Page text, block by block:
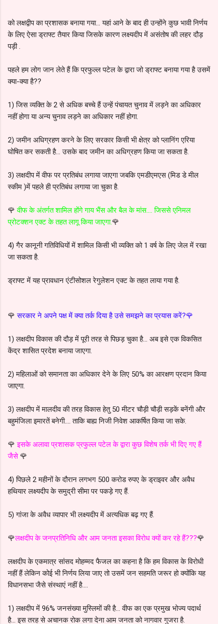
को लक्षद्वीप का प्रशासक बनाया गया... यहां आने के बाद ही उन्होंने कुछ भावी निर्णय
के लिए ऐसा ड्राफ्ट तैयार किया जिसके कारण लक्ष्यदीप में असंतोष की लहर दौड़
पड़ी .
पहले हम लोग जान लेते हैं कि प्रफुल्ल पटेल के द्वारा जो ड्राफ्ट बनाया गया है उसमें
क्या-क्या है??
1) जिस व्यक्ति के 2 से अधिक बच्चे हैं उन्हें पंचायत चुनाव में लड़ने का अधिकार
नहीं होगा या अन्य चुनाव लड़ने का अधिकार नहीं होगा.
2) जमीन अधिग्रहण करने के लिए सरकार किसी भी क्षेत्र को प्लानिंग एरिया
घोषित कर सकती है... उसके बाद जमीन का अधिग्रहण किया जा सकता है.
3) लक्षदीप में वीफ पर प्रतिबंध लगाया जाएगा जबकि एमडीएमएस (मिड डे मील
स्कीम )में पहले ही प्रतिबंध लगाया जा चुका है.
🌹वीफ के अंतर्गत शामिल होंगे गाय भैंस और बैल के मांस.... जिससे एनिमल
प्रोटक्शन एक्ट के तहत लागू किया जाएगा.🌹
4) गैर कानूनी गतिविधियों में शामिल किसी भी व्यक्ति को 1 वर्ष के लिए जेल में रखा
जा सकता है.
ड्राफ्ट में यह प्रावधान एंटीसोशल रेगुलेशन एक्ट के तहत लाया गया है.
🌹सरकार ने अपने पक्ष में क्या तर्क दिया है उसे समझने का प्रयास करें?🌹
1) लक्षदीप विकास की दौड़ में पूरी तरह से पिछड़ चुका है... अब इसे एक विकसित
केंद्र शासित प्रदेश बनाया जाएगा.
2) महिलाओं को समानता का अधिकार देने के लिए 50% का आरक्षण प्रदान किया
जाएगा.
3) लक्षदीप में मालदीव की तरह विकास हेतु 50 मीटर चौड़ी चौड़ी सड़कें बनेंगी और
बहुमंजिला इमारतें बनेगी.... ताकि बाह्य निजी निवेश आकर्षित किया जा सके.
🌹इसके अलावा प्रशासक प्रफुल्ल पटेल के द्वारा कुछ विशेष तर्क भी दिए गए हैं
जैसे🌹
4) पिछले 2 महीनों के दौरान लगभग 500 करोड रुपए के ड्राइवर और अवैध
हथियार लक्ष्यदीप के समुद्री सीमा पर पकड़े गए हैं.
5) गांजा के अवैध व्यापार भी लक्ष्यदीप में अत्यधिक बढ़ गए हैं.
🌹लक्षदीप के जनप्रतिनिधि और आम जनता इसका विरोध क्यों कर रहे हैं???🌹
लक्षदीप के एकमात्र सांसद मोहम्मद फैजल का कहना है कि हम विकास के विरोधी
नहीं हैं लेकिन कोई भी निर्णय लिया जाए तो उसमें जन सहमति जरूर हो क्योंकि यह
विधानसभा जैसे संस्थाएं नहीं है....
1) लक्षदीप में 96% जनसंख्या मुस्लिमों की है... वीफ का एक प्रमुख भोज्य पदार्थ
है... इस तरह से अचानक रोक लगा देना आम जनता को नागवार गुजरा है.